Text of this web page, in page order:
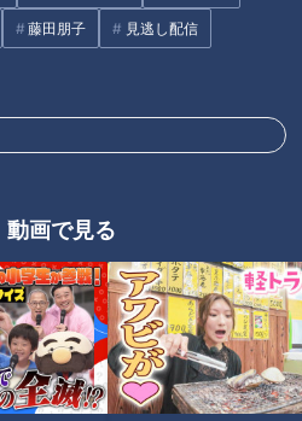
藤田朋子 見逃し配信
動画で見る
岐阜市『聖マリア女学院』アー
チェリー部でマヂラブ、強さの